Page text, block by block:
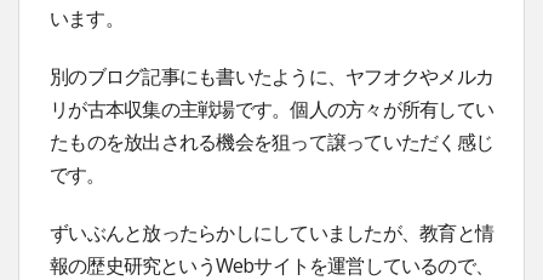
います。
別のブログ記事にも書いたように、ヤフオクやメルカ
リが古本収集の主戦場です。個人の方々が所有してい
たものを放出される機会を狙って譲っていただく感じ
です。
ずいぶんと放ったらかしにしていましたが、教育と情
報の歴史研究というWebサイトを運営しているので、